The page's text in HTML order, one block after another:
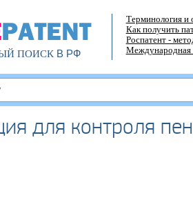
ПОИСКВ РФ
Терминология и
Как получить
Роспатент -
Международная
для контроля